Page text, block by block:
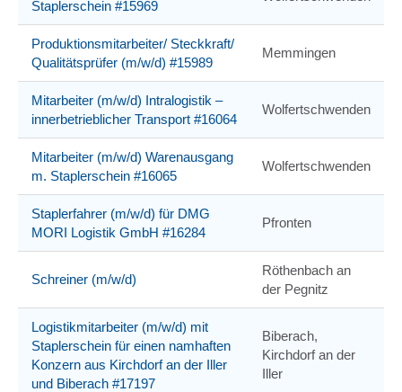
Staplerschein #15969
Produktionsmitarbeiter/ Steckkraft/
Qualitätsprüfer (m/w/d) #15989
Memmingen
Mitarbeiter (m/w/d) Intralogistik –
innerbetrieblicher Transport #16064
Wolfertschwenden
Mitarbeiter (m/w/d) Warenausgang
m. Staplerschein #16065
Wolfertschwenden
Staplerfahrer (m/w/d) für DMG
MORI Logistik GmbH #16284
Pfronten
Schreiner (m/w/d)
Röthenbach an
der Pegnitz
Logistikmitarbeiter (m/w/d) mit
Staplerschein für einen namhaften
Konzern aus Kirchdorf an der Iller
und Biberach #17197
Biberach,
Kirchdorf an der
Iller